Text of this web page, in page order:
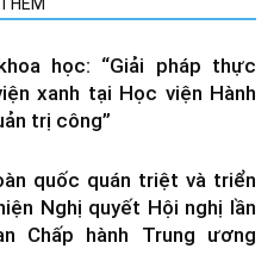
học: “Giải pháp thực
xanh tại Học viện Hành
trị công”
quốc quán triệt và triển
Nghị quyết Hội nghị lần
Chấp hành Trung ương